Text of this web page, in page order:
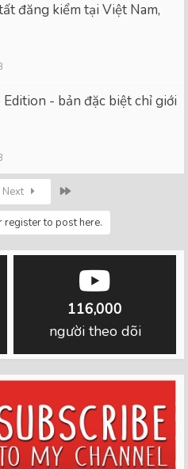
đăng kiểm tại Việt Nam,
- bản đặc biệt chỉ giới
Next
register to post here.
116,000
người theo dõi